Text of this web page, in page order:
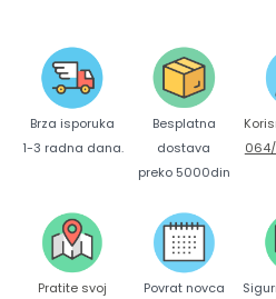
Brza isporuka
1-3 radna dana.
Besplatna
dostava
preko 5000din
Pratite svoj
Povrat novca